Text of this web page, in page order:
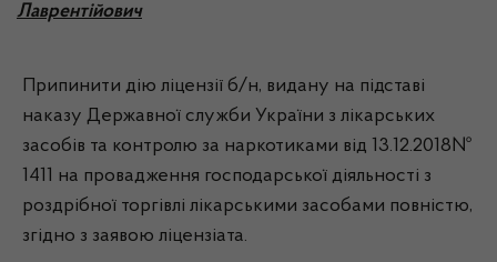
Лаврентійович
Припинити дію ліцензії б/н, видану на підставі
наказу Державної служби України з лікарських
засобів та контролю за наркотиками від 13.12.2018№
1411 на провадження господарської діяльності з
роздрібної торгівлі лікарськими засобами повністю,
згідно з заявою ліцензіата.